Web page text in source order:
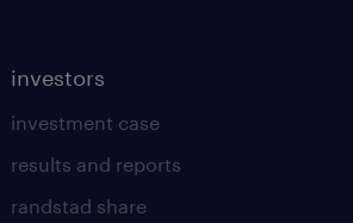
investors
investment case
results and reports
randstad share